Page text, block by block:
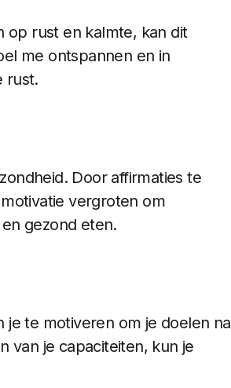
op rust en kalmte, kan dit
me ontspannen en in
rust.
Door affirmaties te
vergroten om
gezond eten.
je te motiveren om je doelen na
van je capaciteiten, kun je